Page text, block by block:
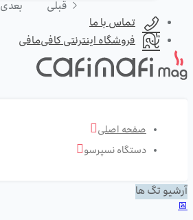
قبلی
بعدی
تماس با ما
فروشگاه اینترنتی کافی‌مافی
صفحه اصلی
دستگاه نسپرسو
آرشیو تگ ها